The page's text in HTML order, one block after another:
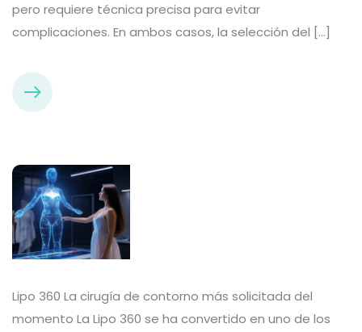
pero requiere técnica precisa para evitar
complicaciones. En ambos casos, la selección del […]
Lipo 360 La cirugía de contorno más solicitada del
momento La Lipo 360 se ha convertido en uno de los